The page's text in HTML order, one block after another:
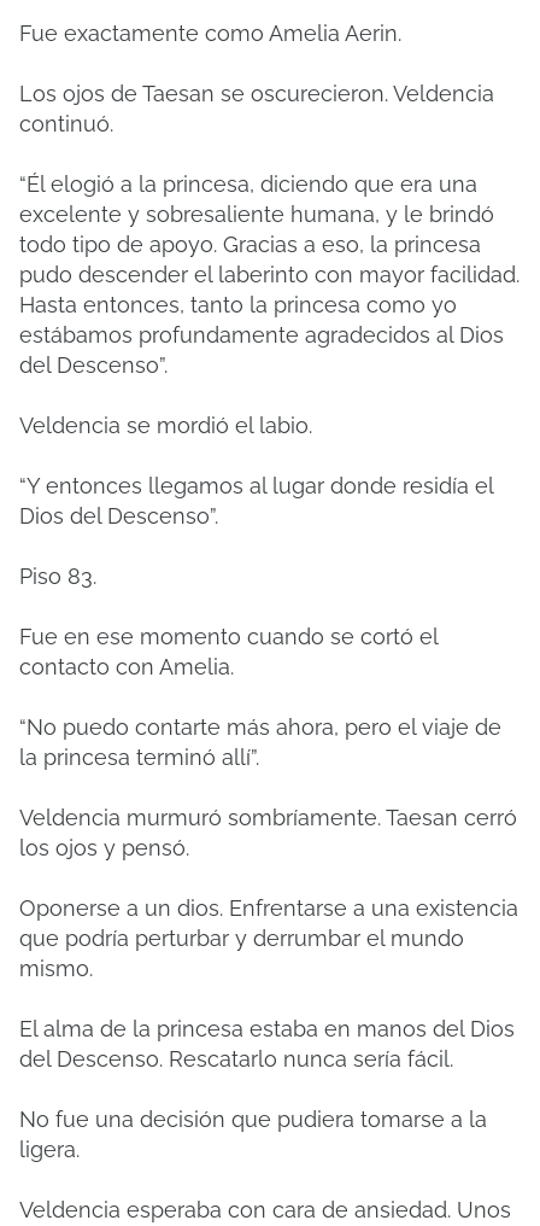
Fue exactamente como Amelia Aerin.
Los ojos de Taesan se oscurecieron. Veldencia
continuó.
“Él elogió a la princesa, diciendo que era una
excelente y sobresaliente humana, y le brindó
todo tipo de apoyo. Gracias a eso, la princesa
pudo descender el laberinto con mayor facilidad.
Hasta entonces, tanto la princesa como yo
estábamos profundamente agradecidos al Dios
del Descenso”.
Veldencia se mordió el labio.
“Y entonces llegamos al lugar donde residía el
Dios del Descenso”.
Piso 83.
Fue en ese momento cuando se cortó el
contacto con Amelia.
“No puedo contarte más ahora, pero el viaje de
la princesa terminó allí”.
Veldencia murmuró sombríamente. Taesan cerró
los ojos y pensó.
Oponerse a un dios. Enfrentarse a una existencia
que podría perturbar y derrumbar el mundo
mismo.
El alma de la princesa estaba en manos del Dios
del Descenso. Rescatarlo nunca sería fácil.
No fue una decisión que pudiera tomarse a la
ligera.
Veldencia esperaba con cara de ansiedad. Unos